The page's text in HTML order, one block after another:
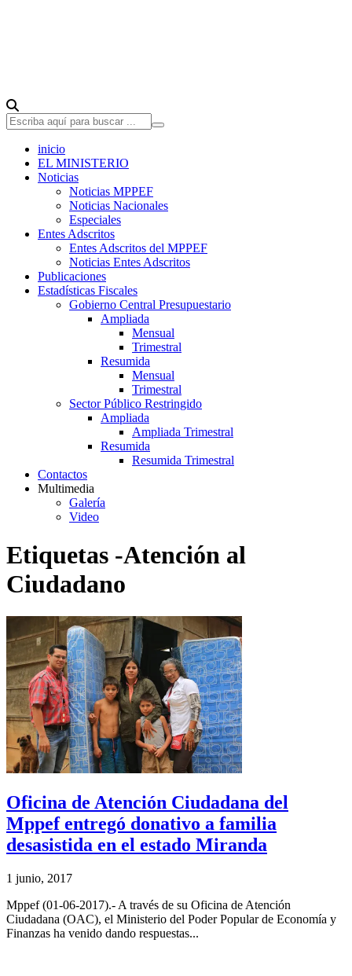
inicio
EL MINISTERIO
Noticias
Noticias MPPEF
Noticias Nacionales
Especiales
Entes Adscritos
Entes Adscritos del MPPEF
Noticias Entes Adscritos
Publicaciones
Estadísticas Fiscales
Gobierno Central Presupuestario
Ampliada
Mensual
Trimestral
Resumida
Mensual
Trimestral
Sector Público Restringido
Ampliada
Ampliada Trimestral
Resumida
Resumida Trimestral
Contactos
Multimedia
Galería
Video
Etiquetas -Atención al
Ciudadano
Oficina de Atención Ciudadana del
Mppef entregó donativo a familia
desasistida en el estado Miranda
1 junio, 2017
Mppef (01-06-2017).- A través de su Oficina de Atención
Ciudadana (OAC), el Ministerio del Poder Popular de Economía y
Finanzas ha venido dando respuestas...